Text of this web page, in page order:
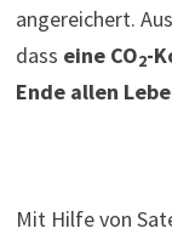
angereichert.
dass eine CO2-
Ende allen
Mit Hilfe von